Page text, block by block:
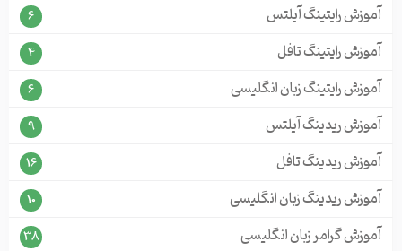
آموزش رایتینگ آیلتس 6
آموزش رایتینگ تافل 4
آموزش رایتینگ زبان انگلیسی 6
آموزش ریدینگ آیلتس 9
آموزش ریدینگ تافل 16
آموزش ریدینگ زبان انگلیسی 10
آموزش گرامر زبان انگلیسی 38